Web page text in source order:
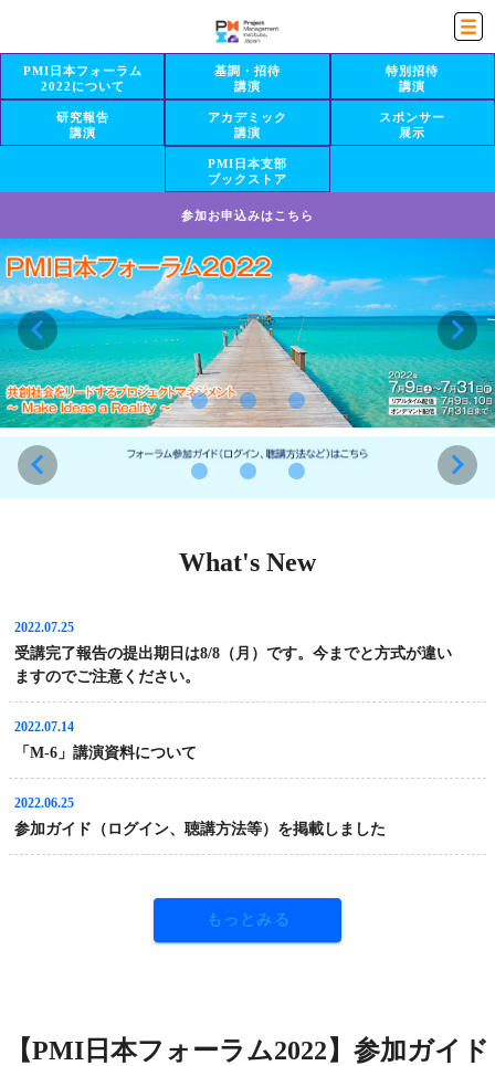
PMI日本フォーラム
2022について
基調・招待
講演
特別招待
講演
研究報告
講演
アカデミック
講演
スポンサー
展示
PMI日本支部
ブックストア
参加お申込みはこちら
What's New
2022.07.25
受講完了報告の提出期日は8/8（月）です。今までと方式が違い
ますのでご注意ください。
2022.07.14
「M-6」講演資料について
2022.06.25
参加ガイド（ログイン、聴講方法等）を掲載しました
もっとみる
【PMI日本フォーラム2022】参加ガイド